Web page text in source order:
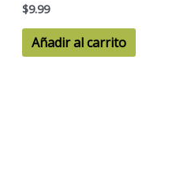
$9.99
Añadir al carrito